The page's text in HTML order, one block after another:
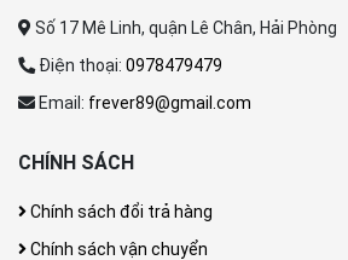
Số 17 Mê Linh, quận Lê Chân, Hải Phòng
Điện thoại: 0978479479
Email: frever89@gmail.com
CHÍNH SÁCH
Chính sách đổi trả hàng
Chính sách vận chuyển